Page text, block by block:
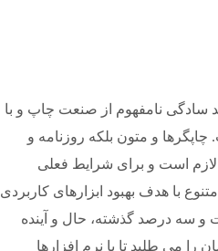
سادگی نامفهوم از صنعت چاپ و با
و متون بلکه روزنامه و
است و برای شرایط فعلی
با هدف بهبود ابزارهای کاربردی
و سه درصد گذشته، حال و آینده
می طلبد تا با نرم افزارها